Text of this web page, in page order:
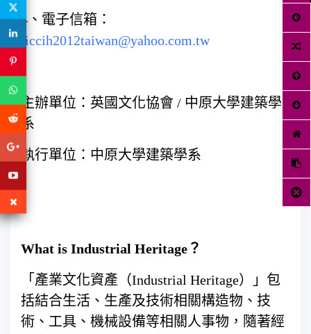
4、電子信箱：
ticcih2012taiwan@yahoo.com.tw
主辦單位：英國文化協會 / 中原大學建築學
系
執行單位：中原大學建築學系
What is Industrial Heritage ？
「產業文化資產（Industrial Heritage）」包
括結合生活、生產及技術相關構造物、技
術、工具、機械設備等相關人事物，隨著經